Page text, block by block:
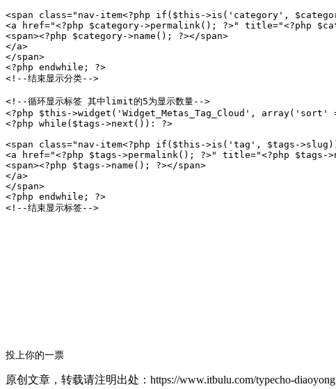
<span class="nav-item<?php if($this->is('category',
<a href="<?php $category->permalink(); ?>" title="<?php
<span><?php $category->name(); ?></span>
</a>
</span>
<?php endwhile; ?>
<!--结束显示分类-->
<!--循环显示标签 其中limit的5为显示数量-->
<?php $this->widget('Widget_Metas_Tag_Cloud',
<?php while($tags->next()): ?>
<span class="nav-item<?php if($this->is('tag', $tags-
<a href="<?php $tags->permalink(); ?>" title="<?php $tags-
<span><?php $tags->name(); ?></span>
</a>
</span>
<?php endwhile; ?>
投上你的一票
原创文章，转载请注明出处：https://www.itbulu.com/typecho-